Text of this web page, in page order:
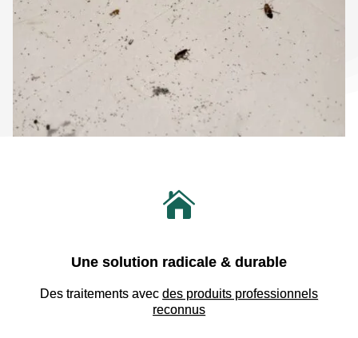

Une solution radicale & durable
Des traitements avec des produits professionnels
reconnus